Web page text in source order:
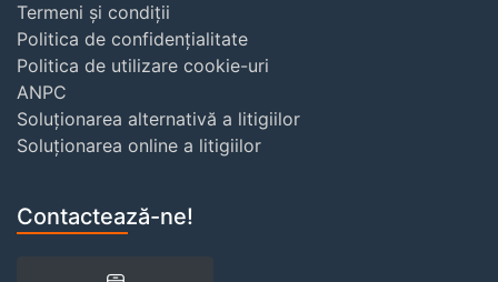
Termeni și condiții
Politica de confidențialitate
Politica de utilizare cookie-uri
ANPC
Soluționarea alternativă a litigiilor
Soluționarea online a litigiilor
Contactează-ne!